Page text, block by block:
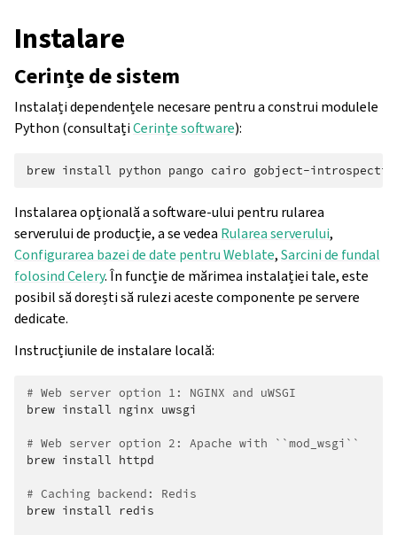
Instalare
Cerințe de sistem
Instalați dependențele necesare pentru a construi modulele
Python (consultațiCerințe software):
brew install python pango cairo gobject-
Instalarea opțională a software-ului pentru rularea
serverului de producție, a se vedea Rularea serverului,
Configurarea bazei de date pentru Weblate,Sarcini de fundal
folosind Celery. În funcție de mărimea instalației tale, este
posibil să dorești să rulezi aceste componente pe servere
dedicate.
Instrucțiunile de instalare locală:
# Web server option 1: NGINX and uWSGI
brew install nginx uwsgi
# Web server option 2: Apache with ``mod_wsgi``
brew install httpd
# Caching backend: Redis
brew install redis